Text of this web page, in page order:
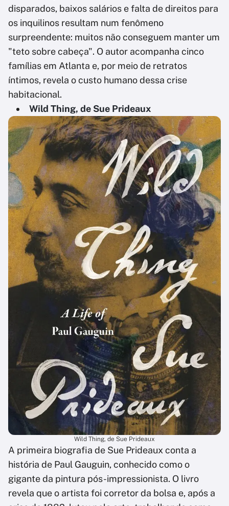
disparados, baixos salários e falta de direitos para
os inquilinos resultam num fenômeno
surpreendente: muitos não conseguem manter um
"teto sobre cabeça". O autor acompanha cinco
famílias em Atlanta e, por meio de retratos
íntimos, revela o custo humano dessa crise
habitacional.
Wild Thing, de Sue Prideaux
Wild Thing, de Sue Prideaux
A primeira biografia de Sue Prideaux conta a
história de Paul Gauguin, conhecido como o
gigante da pintura pós-impressionista. O livro
revela que o artista foi corretor da bolsa e, após a